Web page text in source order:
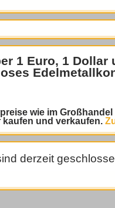
1 Euro, 1 Dollar
wie im
kaufen und verkaufen.
derzeit